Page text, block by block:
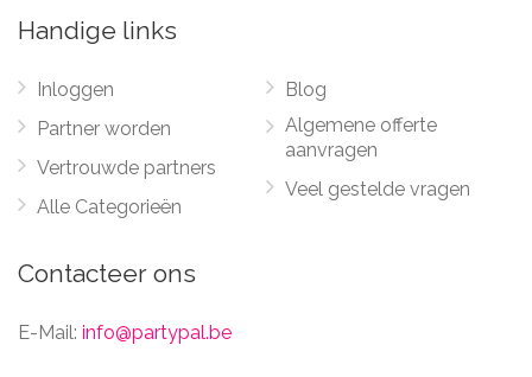
Handige links
Inloggen
Partner worden
Vertrouwde partners
Alle Categorieën
Blog
Algemene offerte
aanvragen
Veel gestelde vragen
Contacteer ons
E-Mail: info@partypal.be